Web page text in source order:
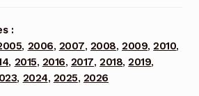
:
, 2006, 2007, 2008,2009,2010,
, 2015, 2016, 2017,2018,2019,
, 2024, 2025, 2026